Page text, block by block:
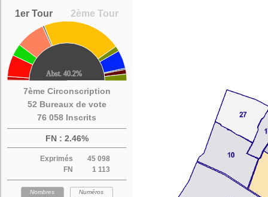
1er Tour 2ème Tour
7ème Circonscription
52 Bureaux de vote
76 058 Inscrits
FN : 2.46%
Exprimés
45 098
FN
1 113
Nombres
Numéros